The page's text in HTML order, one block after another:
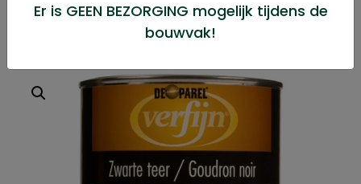
Verfijn Zwarte teer 750ml
Er is GEEN BEZORGING mogelijk tijdens de
bouwvak!